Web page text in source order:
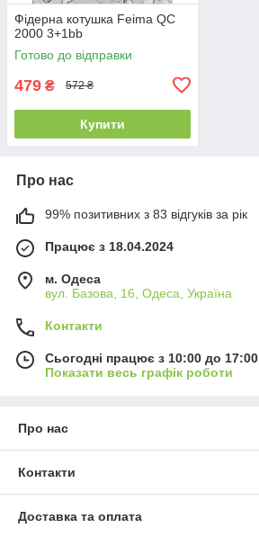
Фідерна котушка Feima QC
2000 3+1bb
Готово до відправки
479 ₴ 572 ₴
Купити
Про нас
99% позитивних з 83 відгуків за рік
Працює з 18.04.2024
м. Одеса
вул. Базова, 16, Одеса, Україна
Контакти
Сьогодні працює з 10:00 до 17:00
Показати весь графік роботи
Про нас
Контакти
Доставка та оплата